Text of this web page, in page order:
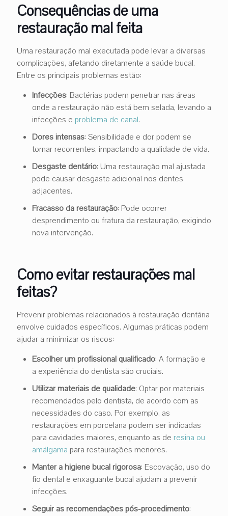
Consequências de uma
restauração mal feita
Uma restauração mal executada pode levar a diversas
complicações, afetando diretamente a saúde bucal.
Entre os principais problemas estão:
Infecções: Bactérias podem penetrar nas áreas
onde a restauração não está bem selada, levando a
infecções e problema de canal.
Dores intensas: Sensibilidade e dor podem se
tornar recorrentes, impactando a qualidade de vida.
Desgaste dentário: Uma restauração mal ajustada
pode causar desgaste adicional nos dentes
adjacentes.
Fracasso da restauração: Pode ocorrer
desprendimento ou fratura da restauração, exigindo
nova intervenção.
Como evitar restaurações mal
feitas?
Prevenir problemas relacionados à restauração dentária
envolve cuidados específicos. Algumas práticas podem
ajudar a minimizar os riscos:
Escolher um profissional qualificado: A formação e
a experiência do dentista são cruciais.
Utilizar materiais de qualidade: Optar por materiais
recomendados pelo dentista, de acordo com as
necessidades do caso. Por exemplo, as
restaurações em porcelana podem ser indicadas
para cavidades maiores, enquanto as de resina ou
amálgama para restaurações menores.
Manter a higiene bucal rigorosa: Escovação, uso do
fio dental e enxaguante bucal ajudam a prevenir
infecções.
Seguir as recomendações pós-procedimento: